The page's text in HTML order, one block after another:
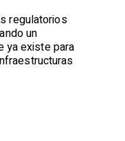
regulatorios
un
ya existe para